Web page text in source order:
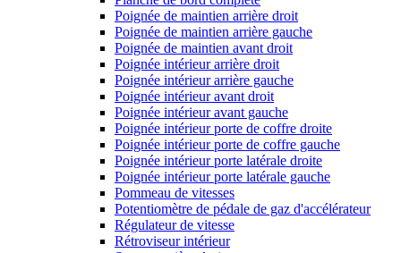
Poignée de maintien arrière droit
Poignée de maintien arrière gauche
Poignée de maintien avant droit
Poignée intérieur arrière droit
Poignée intérieur arrière gauche
Poignée intérieur avant droit
Poignée intérieur avant gauche
Poignée intérieur porte de coffre droite
Poignée intérieur porte de coffre gauche
Poignée intérieur porte latérale droite
Poignée intérieur porte latérale gauche
Pommeau de vitesses
Potentiomètre de pédale de gaz d'accélérateur
Régulateur de vitesse
Rétroviseur intérieur